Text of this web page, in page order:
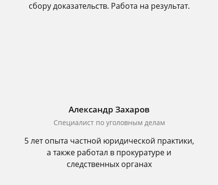
сбору доказательств. Работа на результат.
Александр Захаров
Специалист по уголовным делам
5 лет опыта частной юридической практики,
а также работал в прокуратуре и
следственных органах